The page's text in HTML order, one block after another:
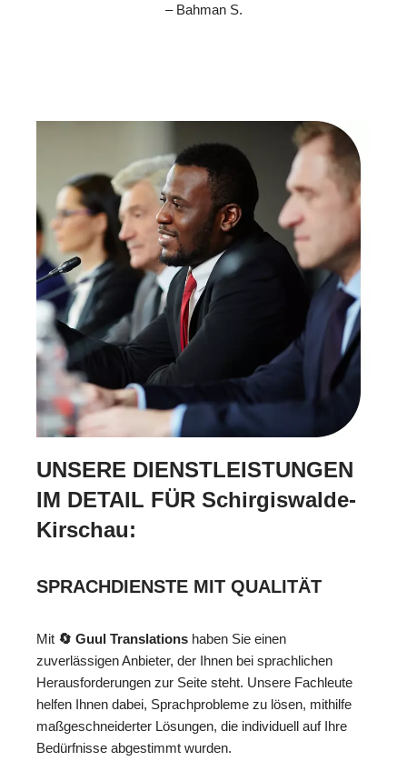
– Bahman S.
UNSERE DIENSTLEISTUNGEN
IM DETAIL FÜR Schirgiswalde-
Kirschau:
SPRACHDIENSTE MIT QUALITÄT
Mit 🔄 Guul Translations haben Sie einen
zuverlässigen Anbieter, der Ihnen bei sprachlichen
Herausforderungen zur Seite steht. Unsere Fachleute
helfen Ihnen dabei, Sprachprobleme zu lösen, mithilfe
maßgeschneiderter Lösungen, die individuell auf Ihre
Bedürfnisse abgestimmt wurden.